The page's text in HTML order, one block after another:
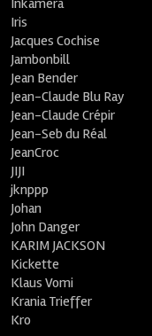
Inkamera
Iris
Jacques Cochise
Jambonbill
Jean Bender
Jean-Claude Blu Ray
Jean-Claude Crépir
Jean-Seb du Réal
JeanCroc
JIJI
jknppp
Johan
John Danger
KARIM JACKSON
Kickette
Klaus Vomi
Krania Trieffer
Kro